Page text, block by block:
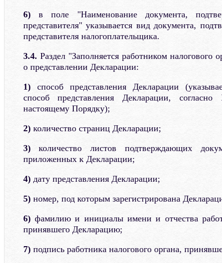
6)в поле "Наименование документа,
представителя" указывается вид документа,
представителя налогоплательщика.
3.4. Раздел "Заполняется работником налогового
о представлении Декларации:
1)способ представления Декларации
способ представления Декларации,
настоящему Порядку);
2)количество страниц Декларации;
3)количество листов подтверждающих
приложенных к Декларации;
4)дату представления Декларации;
5)номер, под которым зарегистрирована
6)фамилию и инициалы имени и отчества
принявшего Декларацию;
7)подпись работника налогового органа,